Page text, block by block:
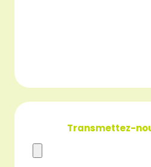
Transmettez-